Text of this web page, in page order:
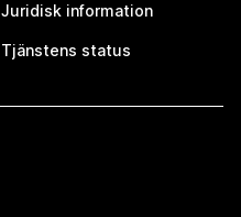
Juridisk information
Tjänstens status